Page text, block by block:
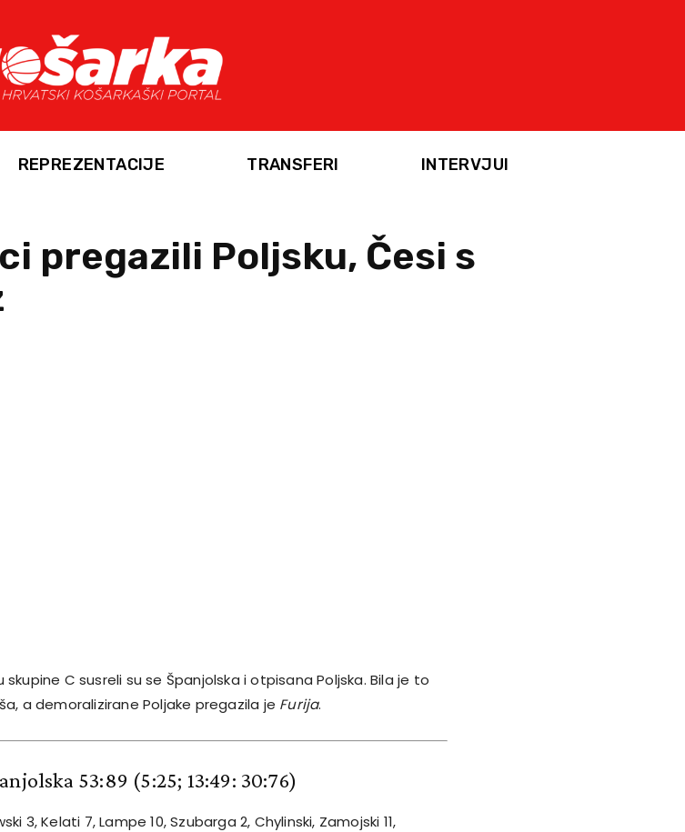
REPREZENTACIJE TRANSFERI INTERVJUI
pregazili Poljsku, Česi s
C susreli su se Španjolska i otpisana Poljska. Bila je to
a demoralizirane Poljake pregazila je Furija.
53:89 (5:25; 13:49: 30:76)
3, Kelati 7, Lampe 10, Szubarga 2, Chylinski, Zamojski 11,